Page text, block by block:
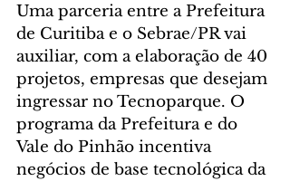
Uma parceria entre a Prefeitura
de Curitiba e o Sebrae/PR vai
auxiliar, com a elaboração de 40
projetos, empresas que desejam
ingressar no Tecnoparque. O
programa da Prefeitura e do
Vale do Pinhão incentiva
negócios de base tecnológica da